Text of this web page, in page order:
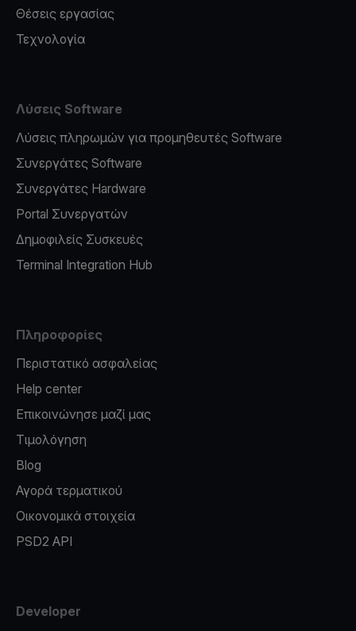
Θέσεις εργασίας
Τεχνολογία
Λύσεις Software
Λύσεις πληρωμών για προμηθευτές Software
Συνεργάτες Software
Συνεργάτες Hardware
Portal Συνεργατών
Δημοφιλείς Συσκευές
Terminal Integration Hub
Πληροφορίες
Περιστατικό ασφαλείας
Help center
Επικοινώνησε μαζί μας
Τιμολόγηση
Blog
Αγορά τερματικού
Οικονομικά στοιχεία
PSD2 API
Developer